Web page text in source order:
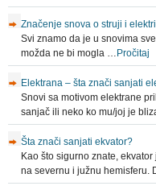
Značenje snova o struji i
Svi znamo da je u snovima
možda ne bi mogla … Pročitaj
Elektrana – šta znači sanjati
Snovi sa motivom elektrane
sanjač ili neko ko mu/joj je
Šta znači sanjati ekvator?
Kao što sigurno znate,
na severnu i južnu hemisferu.